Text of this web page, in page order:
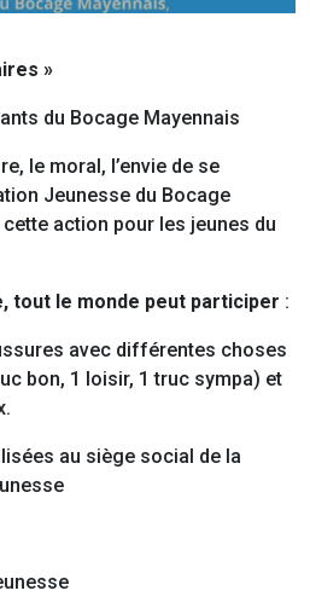
»
du Bocage Mayennais
le moral, l’envie de se
Jeunesse du Bocage
action pour les jeunes du
tout le monde peut participer :
avec différentes choses
bon, 1 loisir, 1 truc sympa) et
au siège social de la